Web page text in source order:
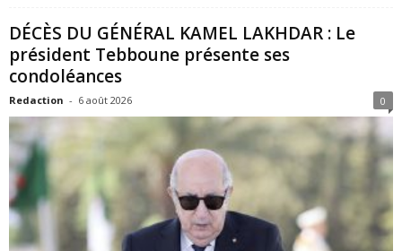
DÉCÈS DU GÉNÉRAL KAMEL LAKHDAR : Le
président Tebboune présente ses
condoléances
Redaction - 6 août 2026 0